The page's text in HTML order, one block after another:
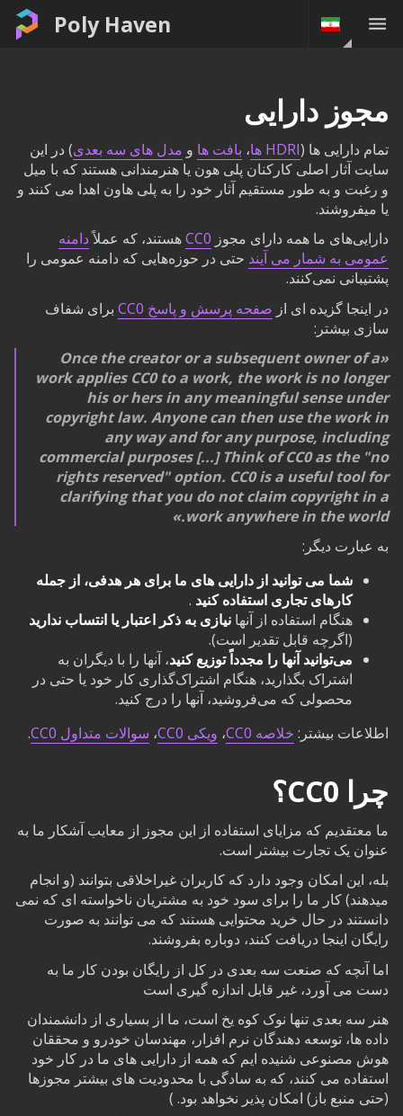
Poly Haven
مجوز دارایی
تمام دارایی ها (HDRI ها ، بافت ها و مدل های سه بعدی) در این
سایت آثار اصلی کارکنان پلی هون یا هنرمندانی هستند که با میل
و رغبت و به طور مستقیم آثار خود را به پلی هاون اهدا می کنند و
یا میفروشند.
دارایی‌های ما همه دارای مجوز CC0هستند، که عملاًدامنه
عمومی به شمار می آیند حتی در حوزه‌هایی که دامنه عمومی را
پشتیبانی نمی‌کنند.
در اینجا گزیده ای از صفحه پرسش و پاسخ CC0
برای شفاف
سازی بیشتر:
Once the creator or a subsequent owner of a
work applies CC0 to a work, the work is no longer
his or hers in any meaningful sense under
copyright law. Anyone can then use the work in
any way and for any purpose, including
commercial purposes [...] Think of CC0 as the "no
rights reserved" option. CC0 is a useful tool for
clarifying that you do not claim copyright in a
work anywhere in the world.
به عبارت دیگر:
شما می توانید از دارایی های ما برای هر هدفی، از جمله
کارهای تجاری استفاده کنید .
هنگام استفاده از آنها نیازی به ذکر اعتبار یا انتساب ندارید
(اگرچه قابل تقدیر است).
می‌توانید آنها را مجدداً توزیع کنید، آنها را با دیگران به
اشتراک بگذارید، هنگام اشتراک‌گذاری کار خود یا حتی در
محصولی که می‌فروشید، آنها را درج کنید.
اطلاعات بیشتر: خلاصه CC0 ، ویکی CC0 ، سوالات متداول CC0 .
چرا CC0؟
ما معتقدیم که مزایای استفاده از این مجوز از معایب آشکار ما به
عنوان یک تجارت بیشتر است.
بله، این امکان وجود دارد که کاربران غیراخلاقی بتوانند (و انجام
میدهند) کار ما را برای سود خود به مشتریان ناخواسته ای که نمی
دانستند در حال خرید محتوایی هستند که می توانند به صورت
رایگان اینجا دریافت کنند، دوباره بفروشند.
اما آنچه که صنعت سه بعدی در کل از رایگان بودن کار ما به
دست می آورد، غیر قابل اندازه گیری است
هنر سه بعدی تنها نوک کوه یخ است، ما از بسیاری از دانشمندان
داده ها، توسعه دهندگان نرم افزار، مهندسان خودرو و محققان
هوش مصنوعی شنیده ایم که همه از دارایی های ما در کار خود
استفاده می کنند، که به سادگی با محدودیت های بیشتر مجوزها
(حتی منبع باز) امکان پذیر نخواهد بود. )